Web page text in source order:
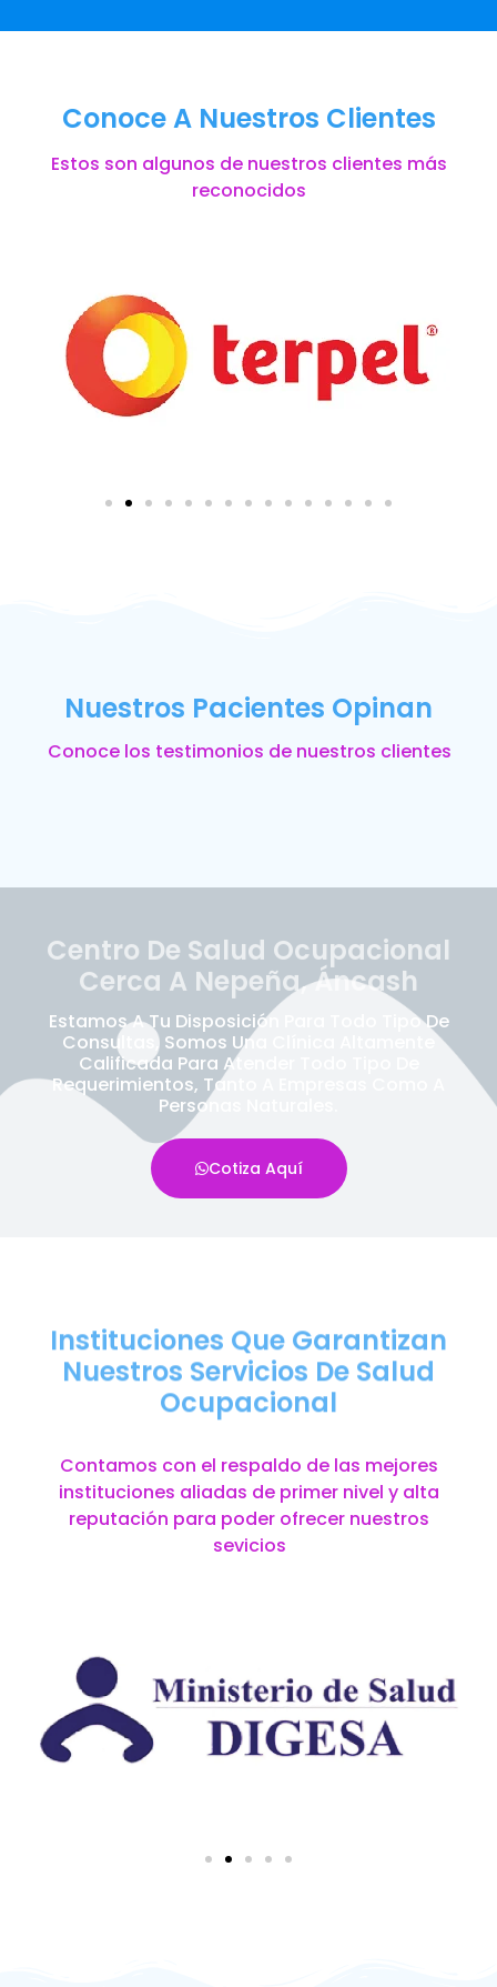
Conoce A Nuestros Clientes
Estos son algunos de nuestros clientes más
reconocidos
Nuestros Pacientes Opinan
Conoce los testimonios de nuestros clientes
Centro De Salud Ocupacional
Cerca A Nepeña, Áncash
Estamos A Tu Disposición Para Todo Tipo De
Consultas, Somos Una Clínica Altamente
Calificada Para Atender Todo Tipo De
Requerimientos, Tanto A Empresas Como A
Personas Naturales.
Cotiza Aquí
Instituciones Que Garantizan
Nuestros Servicios De Salud
Ocupacional
Contamos con el respaldo de las mejores
instituciones aliadas de primer nivel y alta
reputación para poder ofrecer nuestros
sevicios